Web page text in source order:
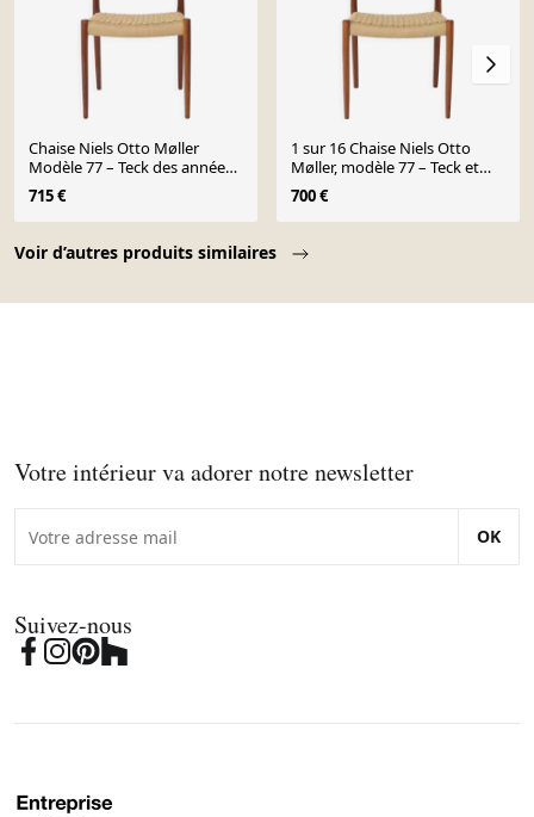
Voir d’autres produits similaires
Chaise Niels Otto Møller
Modèle 77 – Teck des années
1960 et corde danoise
715 €
1 sur 16 Chaise Niels Otto
Møller, modèle 77 – Teck et
corde danoise des années
1960
700 €
Votre intérieur va adorer notre newsletter
OK
Suivez-nous